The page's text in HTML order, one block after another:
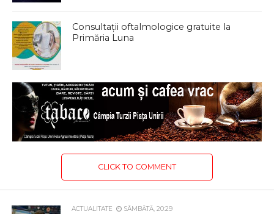
Consultații oftalmologice gratuite la
Primăria Luna
CLICK TO COMMENT
ACTUALITATE SÂMBĂTĂ, 20:29